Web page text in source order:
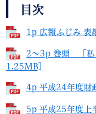
目次
1p 広報ふじみ 表
2～3p 巻頭 「私
1.25MB]
4p 平成24年度財
5p 平成25年度上